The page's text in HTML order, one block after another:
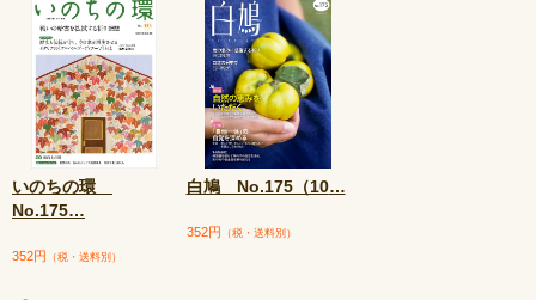
いのちの環
No.175…
352円 （税・送料別）
白鳩 No.175（10…
352円 （税・送料別）